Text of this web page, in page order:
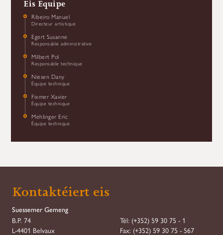
Eis Equipe
Ribeiro Manuel
Directeur artistique
Egert Susanne
Responsable administrative
Milbert Pol
Responsable technique
Niesen Dany
Équipe technique
Fixmer Xavier
Équipe technique
Mehlinger Eric
Équipe technique
Kontaktéiert eis
Suessemer Gemeng
B.P. 74
L-4401 Belvaux
Tél: (+352) 59 30 75 - 1
Fax: (+352) 59 30 75 - 567